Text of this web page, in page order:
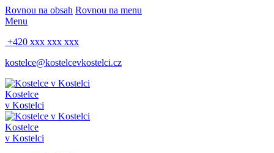
Rovnou na obsah Rovnou na menu
Menu
+420 xxx xxx xxx
kostelce@kostelcevkostelci.cz
Kostelce
v Kostelci
Kostelce
v Kostelci